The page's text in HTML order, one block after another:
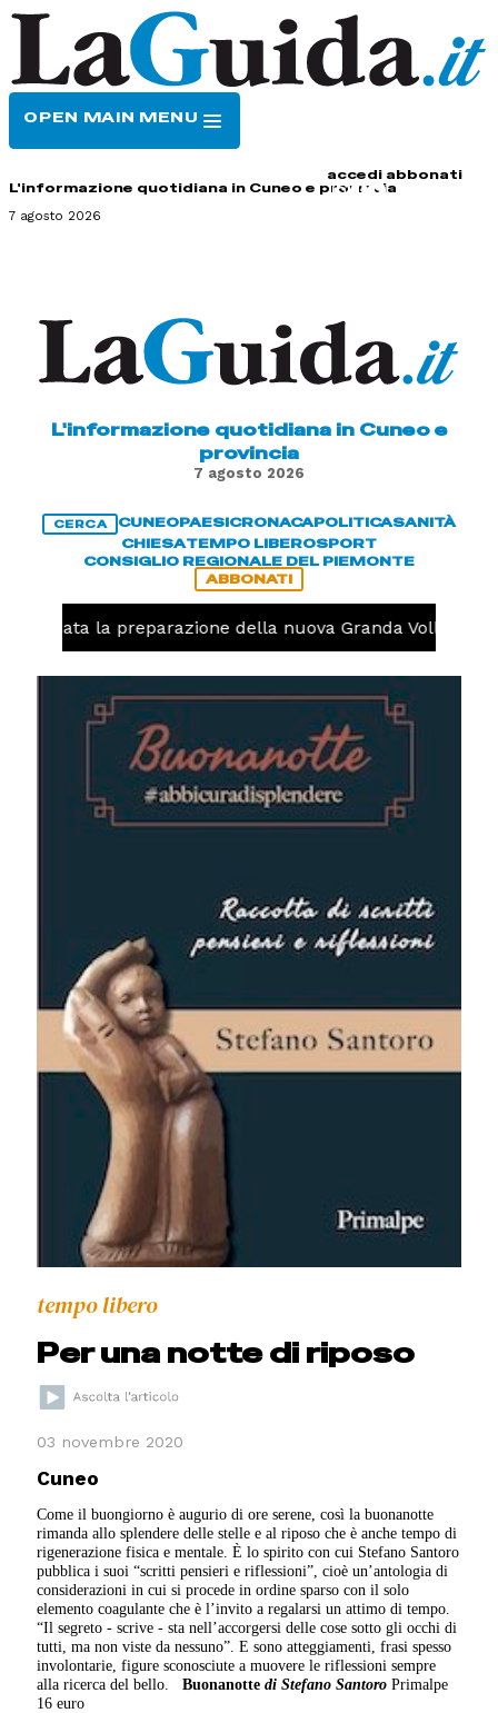
OPEN MAIN MENU
accedi abbonati
L'informazione quotidiana in Cuneo e provincia
7 agosto 2026
L'informazione quotidiana in Cuneo e
provincia
7 agosto 2026
CERCA CUNEOPAESICRONACAPOLITICASANITÀ
CHIESATEMPO LIBEROSPORT
CONSIGLIO REGIONALE DEL PIEMONTE
ABBONATI
iniziata la preparazione della nuova Granda Volley
tempo libero
Per una notte di riposo
03 novembre 2020
Cuneo
Come il buongiorno è augurio di ore serene, così la buonanotte
rimanda allo splendere delle stelle e al riposo che è anche tempo di
rigenerazione fisica e mentale. È lo spirito con cui Stefano Santoro
pubblica i suoi “scritti pensieri e riflessioni”, cioè un’antologia di
considerazioni in cui si procede in ordine sparso con il solo
elemento coagulante che è l’invito a regalarsi un attimo di tempo.
“Il segreto - scrive - sta nell’accorgersi delle cose sotto gli occhi di
tutti, ma non viste da nessuno”. E sono atteggiamenti, frasi spesso
involontarie, figure sconosciute a muovere le riflessioni sempre
alla ricerca del bello.Buonanottedi Stefano Santoro Primalpe
16 euro